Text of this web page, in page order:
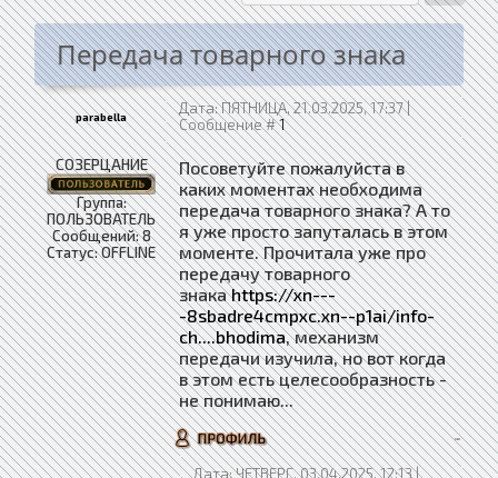
Передача товарного знака
parabella
Дата: ПЯТНИЦА, 21.03.2025, 17:37 |
Сообщение #1
СОЗЕРЦАНИЕ
Группа:
ПОЛЬЗОВАТЕЛЬ
Сообщений:8
Статус:OFFLINE
Посоветуйте пожалуйста в
каких моментах необходима
передача товарного знака? А то
я уже просто запуталась в этом
моменте. Прочитала уже про
передачу товарного
знакаhttps://xn---
-8sbadre4cmpxc.xn--p1ai/info-
ch....bhodima, механизм
передачи изучила, но вот когда
в этом есть целесообразность -
не понимаю...
Дата: ЧЕТВЕРГ, 03.04.2025, 12:13 |